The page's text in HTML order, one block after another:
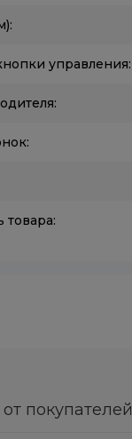
управления:
товара:
покупателей